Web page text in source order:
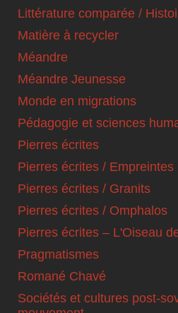
Littérature comparée /
Matière à recycler
Méandre
Méandre Jeunesse
Monde en migrations
Pédagogie et sciences
Pierres écrites
Pierres écrites / Empreintes
Pierres écrites / Granits
Pierres écrites / Omphalos
Pierres écrites – L'Oiseau
Pragmatismes
Romané Chavé
Sociétés et cultures post-